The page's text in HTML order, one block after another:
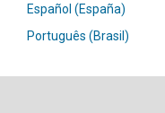
Español (España)
Português (Brasil)